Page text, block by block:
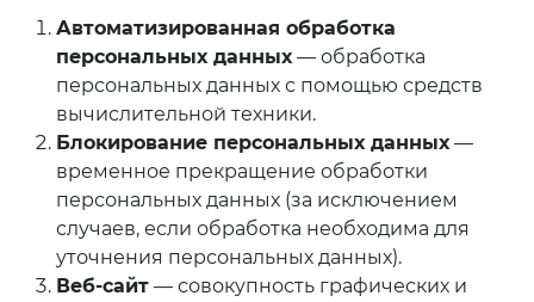
Автоматизированная обработка
персональных данных— обработка
персональных данных с помощью средств
вычислительной техники.
Блокирование персональных данных—
временное прекращение обработки
персональных данных (за исключением
случаев, если обработка необходима для
уточнения персональных данных).
Веб-сайт — совокупность графических и